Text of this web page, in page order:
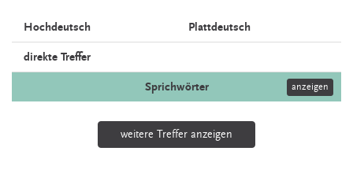
Hochdeutsch Plattdeutsch
direkte Treffer
Sprichwörter anzeigen
weitere Treffer anzeigen